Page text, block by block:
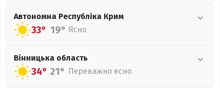
Автономна Республіка Крим
33° 19° Ясно
Вінницька область
34° 21° Переважно ясно